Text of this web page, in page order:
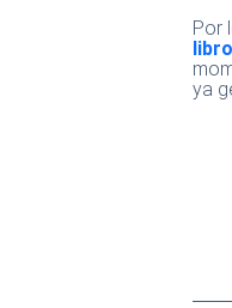
Por
libro
ya